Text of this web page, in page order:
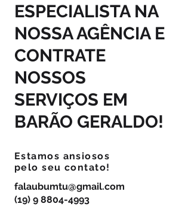
ESPECIALISTA NA
NOSSA AGÊNCIA E
CONTRATE
NOSSOS
SERVIÇOS EM
BARÃO GERALDO!
Estamos ansiosos
pelo seu contato!
falaubumtu@gmail.com
(19) 9 8804-4993